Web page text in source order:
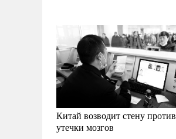
Китай возводит стену против
утечки мозгов